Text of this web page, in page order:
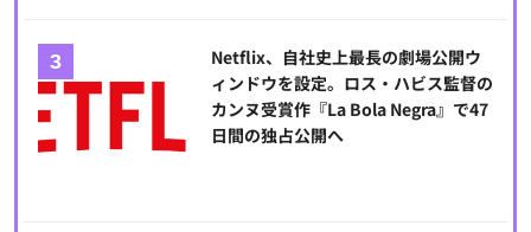
Netflix、自社史上最長の劇場公開ウ
ィンドウを設定。ロス・ハビス監督の
カンヌ受賞作『La Bola Negra』で47
日間の独占公開へ